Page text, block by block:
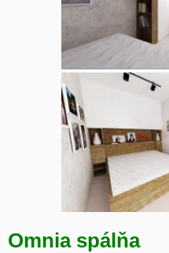
Omnia spálňa